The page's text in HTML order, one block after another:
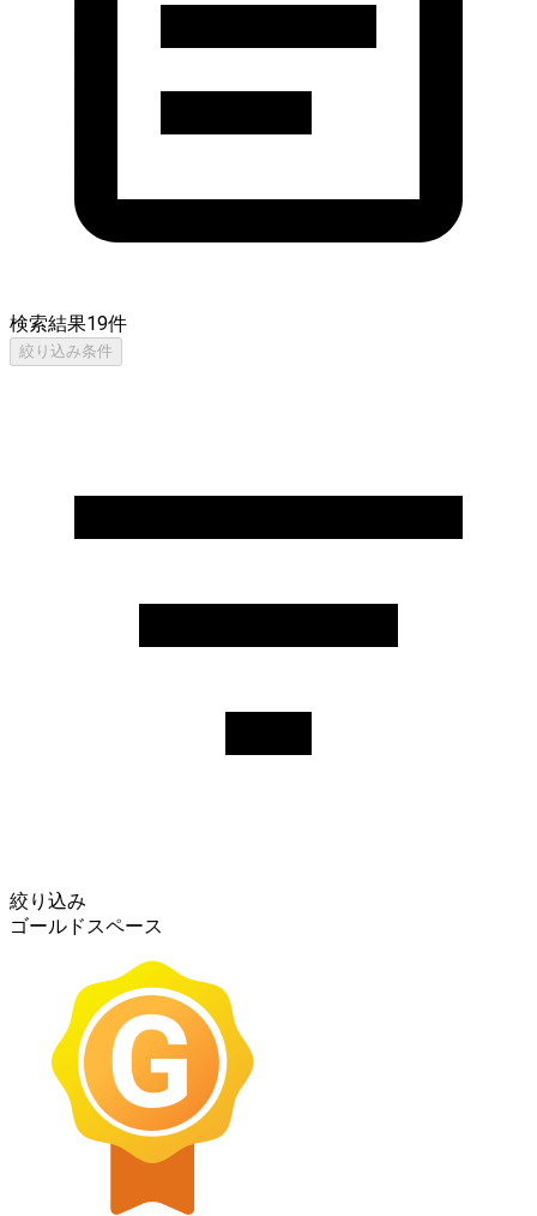
検索結果19件
絞り込み条件
絞り込み
ゴールドスペース